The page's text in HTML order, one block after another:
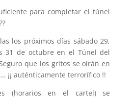
para completar el túnel
los próximos días sábado 29,
31 de octubre en el Túnel del
que los gritos se oirán en
¡¡ auténticamente terrorífico !!
(horarios en el cartel) se